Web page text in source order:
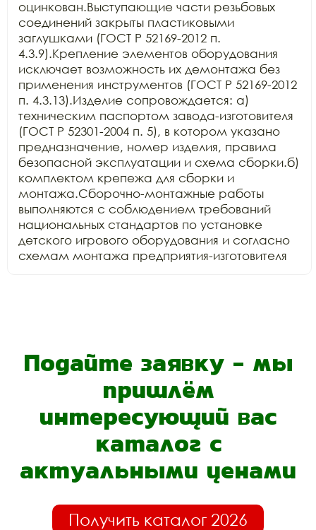
оцинкован.Выступающие части резьбовых
соединений закрыты пластиковыми
заглушками (ГОСТ Р 52169-2012 п.
4.3.9).Крепление элементов оборудования
исключает возможность их демонтажа без
применения инструментов (ГОСТ Р 52169-2012
п. 4.3.13).Изделие сопровождается: а)
техническим паспортом завода-изготовителя
(ГОСТ Р 52301-2004 п. 5), в котором указано
предназначение, номер изделия, правила
безопасной эксплуатации и схема сборки.б)
комплектом крепежа для сборки и
монтажа.Сборочно-монтажные работы
выполняются с соблюдением требований
национальных стандартов по установке
детского игрового оборудования и согласно
схемам монтажа предприятия-изготовителя
Подайте заявку - мы
пришлём
интересующий вас
каталог с
актуальными ценами
Получить каталог 2026